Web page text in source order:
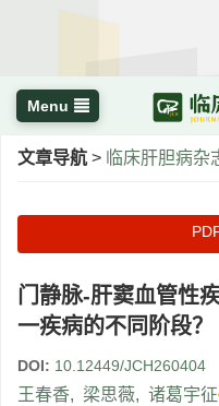
Menu
文章导航 > 临床肝胆病杂
门静脉-肝窦血管性
一疾病的不同阶段？
DOI: 10.12449/JCH260404
王春香, 梁思薇, 诸葛宇征